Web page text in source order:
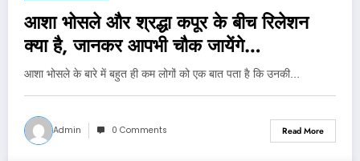
आशा भोसले और श्रद्धा कपूर के बीच रिलेशन
क्या है, जानकर आपभी चौक जायेंगे…
आशा भोसले के बारे में बहुत ही कम लोगों को एक बात पता है कि उनकी…
Admin 0 Comments Read More